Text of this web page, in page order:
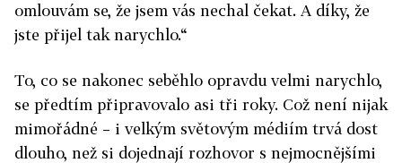
omlouvám se, že jsem vás nechal čekat. A díky, že
jste přijel tak narychlo.“
To, co se nakonec seběhlo opravdu velmi narychlo,
se předtím připravovalo asi tři roky. Což není nijak
mimořádné – i velkým světovým médiím trvá dost
dlouho, než si dojednají rozhovor s nejmocnějšími